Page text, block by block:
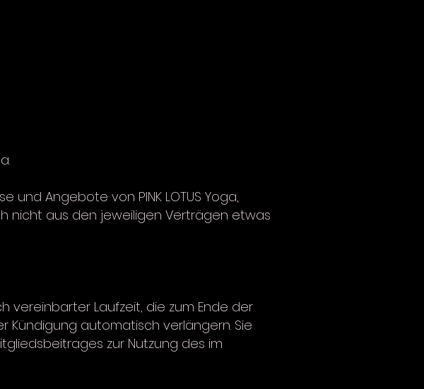
und Angebote von PINK LOTUS Yoga,
nicht aus den jeweiligen Verträgen etwas
vereinbarter Laufzeit, die zum Ende der
Kündigung automatisch verlängern. Sie
zur Nutzung des im